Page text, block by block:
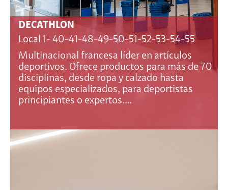
DECATHLON
Local 1- 40-41-48-49-50-51-52-53-54-55
Multinacional francesa líder en artículos
deportivos. Ofrece productos para más de 70
disciplinas, desde ropa y calzado hasta
equipos especializados, para deportistas
principiantes o expertos.…